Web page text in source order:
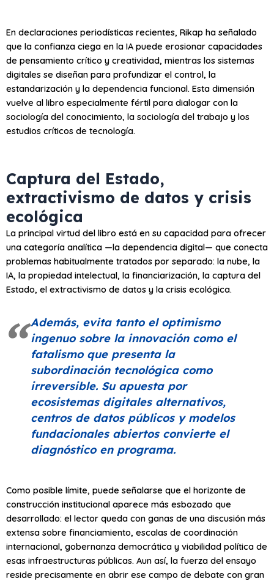
En declaraciones periodísticas recientes, Rikap ha señalado
que la confianza ciega en la IA puede erosionar capacidades
de pensamiento crítico y creatividad, mientras los sistemas
digitales se diseñan para profundizar el control, la
estandarización y la dependencia funcional. Esta dimensión
vuelve al libro especialmente fértil para dialogar con la
sociología del conocimiento, la sociología del trabajo y los
estudios críticos de tecnología.
Captura del Estado,
extractivismo de datos y crisis
ecológica
La principal virtud del libro está en su capacidad para ofrecer
una categoría analítica —la dependencia digital— que conecta
problemas habitualmente tratados por separado: la nube, la
IA, la propiedad intelectual, la financiarización, la captura del
Estado, el extractivismo de datos y la crisis ecológica.
Además, evita tanto el optimismo
ingenuo sobre la innovación como el
fatalismo que presenta la
subordinación tecnológica como
irreversible. Su apuesta por
ecosistemas digitales alternativos,
centros de datos públicos y modelos
fundacionales abiertos convierte el
diagnóstico en programa.
Como posible límite, puede señalarse que el horizonte de
construcción institucional aparece más esbozado que
desarrollado: el lector queda con ganas de una discusión más
extensa sobre financiamiento, escalas de coordinación
internacional, gobernanza democrática y viabilidad política de
esas infraestructuras públicas. Aun así, la fuerza del ensayo
reside precisamente en abrir ese campo de debate con gran